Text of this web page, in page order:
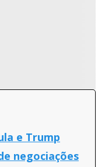
e Trump
negociações